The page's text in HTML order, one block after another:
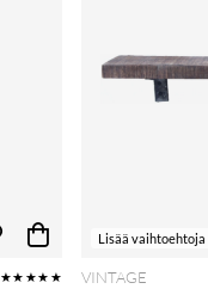
★★★★★
Lisää vaihtoehtoja
VINTAGE